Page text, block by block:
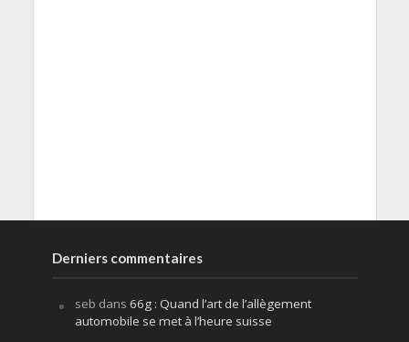
Derniers commentaires
seb dans 66g : Quand l’art de l’allègement
automobile se met à l’heure suisse